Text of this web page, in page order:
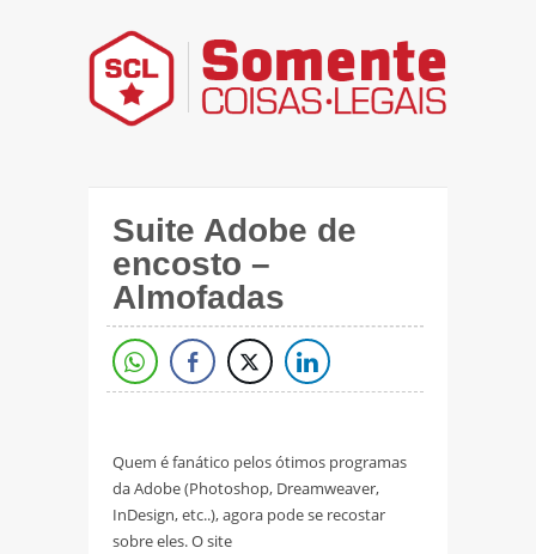
Suite Adobe de
encosto –
Almofadas
Quem é fanático pelos ótimos programas
da Adobe (Photoshop, Dreamweaver,
InDesign, etc..), agora pode se recostar
sobre eles. O site